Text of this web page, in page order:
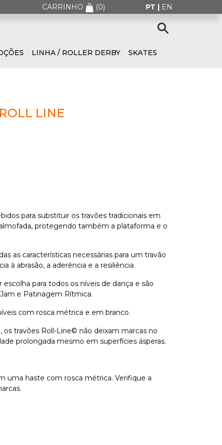
CARRINHO (0) PT | EN
LINHA / ROLLER DERBY SKATES
LINE
para substituir os travões tradicionais em
protegendo também a plataforma e o
as características necessárias para um travão
à abrasão, a aderência e a resiliência.
para todos os níveis de dança e são
e Patinagem Rítmica.
com rosca métrica e em branco.
os travões Roll-Line© não deixam marcas no
prolongada mesmo em superfícies ásperas.
uma haste com rosca métrica. Verifique a